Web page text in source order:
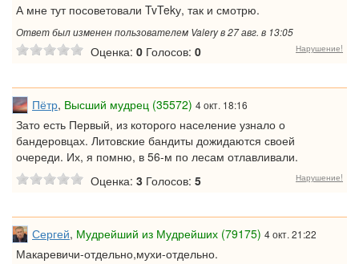
А мне тут посоветовали TvTekу, так и смотрю.
Ответ был изменен пользователем Valery в 27 авг. в 13:05
Оценка: 0 Голосов: 0 Нарушение!
Пётр, Высший мудрец (35572) 4 окт. 18:16
Зато есть Первый, из которого население узнало о
бандеровцах. Литовские бандиты дожидаются своей
очереди. Их, я помню, в 56-м по лесам отлавливали.
Оценка: 3 Голосов: 5 Нарушение!
Сергей, Мудрейший из Мудрейших (79175) 4 окт. 21:22
Макаревичи-отдельно,мухи-отдельно.